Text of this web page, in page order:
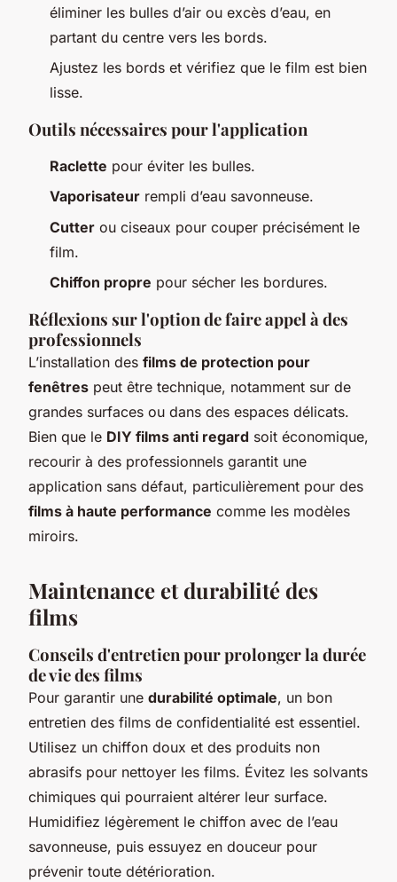
éliminer les bulles d’air ou excès d’eau, en
partant du centre vers les bords.
Ajustez les bords et vérifiez que le film est bien
lisse.
Outils nécessaires pour l'application
Raclette pour éviter les bulles.
Vaporisateur rempli d’eau savonneuse.
Cutter ou ciseaux pour couper précisément le
film.
Chiffon propre pour sécher les bordures.
Réflexions sur l'option de faire appel à des
professionnels
L’installation des films de protection pour
fenêtres peut être technique, notamment sur de
grandes surfaces ou dans des espaces délicats.
Bien que le DIY films anti regard soit économique,
recourir à des professionnels garantit une
application sans défaut, particulièrement pour des
films à haute performance comme les modèles
miroirs.
Maintenance et durabilité des
films
Conseils d'entretien pour prolonger la durée
de vie des films
Pour garantir une durabilité optimale, un bon
entretien des films de confidentialité est essentiel.
Utilisez un chiffon doux et des produits non
abrasifs pour nettoyer les films. Évitez les solvants
chimiques qui pourraient altérer leur surface.
Humidifiez légèrement le chiffon avec de l’eau
savonneuse, puis essuyez en douceur pour
prévenir toute détérioration.